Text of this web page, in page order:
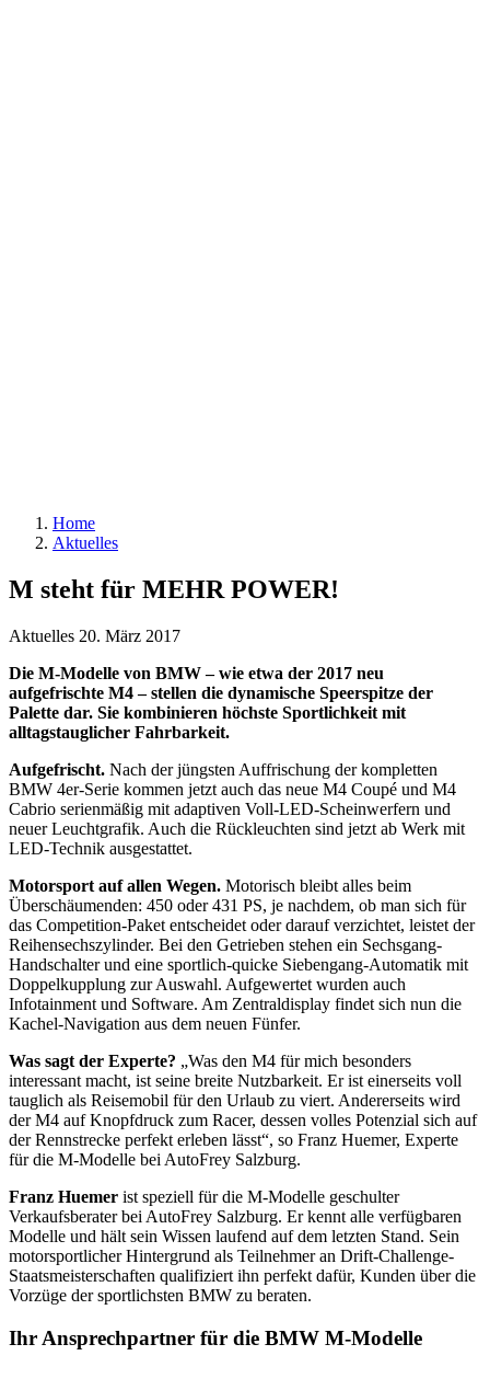
Home
Aktuelles
M steht für MEHR POWER!
Aktuelles 20. März 2017
Die M-Modelle von BMW – wie etwa der 2017 neu
aufgefrischte M4 – stellen die dynamische Speerspitze der
Palette dar. Sie kombinieren höchste Sportlichkeit mit
alltagstauglicher Fahrbarkeit.
Aufgefrischt. Nach der jüngsten Auffrischung der kompletten
BMW 4er-Serie kommen jetzt auch das neue M4 Coupé und M4
Cabrio serienmäßig mit adaptiven Voll-LED-Scheinwerfern und
neuer Leuchtgrafik. Auch die Rückleuchten sind jetzt ab Werk mit
LED-Technik ausgestattet.
Motorsport auf allen Wegen. Motorisch bleibt alles beim
Überschäumenden: 450 oder 431 PS, je nachdem, ob man sich für
das Competition-Paket entscheidet oder darauf verzichtet, leistet der
Reihensechszylinder. Bei den Getrieben stehen ein Sechsgang-
Handschalter und eine sportlich-quicke Siebengang-Automatik mit
Doppelkupplung zur Auswahl. Aufgewertet wurden auch
Infotainment und Software. Am Zentraldisplay findet sich nun die
Kachel-Navigation aus dem neuen Fünfer.
Was sagt der Experte? „Was den M4 für mich besonders
interessant macht, ist seine breite Nutzbarkeit. Er ist einerseits voll
tauglich als Reisemobil für den Urlaub zu viert. Andererseits wird
der M4 auf Knopfdruck zum Racer, dessen volles Potenzial sich auf
der Rennstrecke perfekt erleben lässt“, so Franz Huemer, Experte
für die M-Modelle bei AutoFrey Salzburg.
Franz Huemer ist speziell für die M-Modelle geschulter
Verkaufsberater bei AutoFrey Salzburg. Er kennt alle verfügbaren
Modelle und hält sein Wissen laufend auf dem letzten Stand. Sein
motorsportlicher Hintergrund als Teilnehmer an Drift-Challenge-
Staatsmeisterschaften qualifiziert ihn perfekt dafür, Kunden über die
Vorzüge der sportlichsten BMW zu beraten.
Ihr Ansprechpartner für die BMW M-Modelle